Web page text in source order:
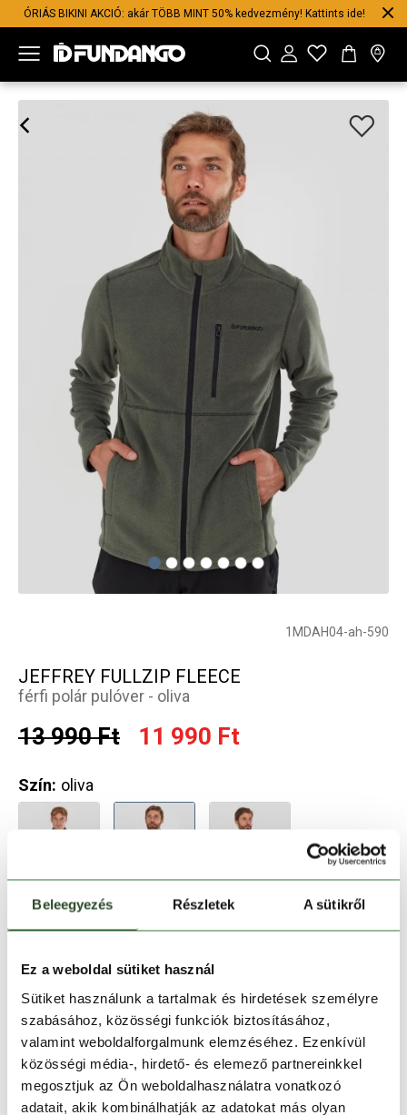
Beleegyezés Részletek A sütikről
Ez a weboldal sütiket használ
Sütiket használunk a tartalmak és hirdetések személyre
szabásához, közösségi funkciók biztosításához,
valamint weboldalforgalmunk elemzéséhez. Ezenkívül
közösségi média-, hirdető- és elemező partnereinkkel
megosztjuk az Ön weboldalhasználatra vonatkozó
adatait, akik kombinálhatják az adatokat más olyan
ÓRIÁS BIKINI AKCIÓ: akár TÖBB MINT 50% kedvezmény! Kattints ide!
1MDAH04-ah-590
JEFFREY FULLZIP FLEECE
férfi polár pulóver - oliva
13 990 Ft 11 990 Ft
Szín: oliva
M L XL
Kosárba teszem
Melyik üzletben elérhető|Foglalás